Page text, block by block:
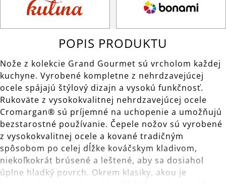
POPIS PRODUKTU
Nože z kolekcie Grand Gourmet sú vrcholom každej
kuchyne. Vyrobené kompletne z nehrdzavejúcej
ocele spájajú štýlový dizajn a vysokú funkčnosť.
Rukoväte z vysokokvalitnej nehrdzavejúcej ocele
Cromargan® sú príjemné na uchopenie a umožňujú
bezstarostné používanie. Čepele nožov sú vyrobené
z vysokokvalitnej ocele a kované tradičným
spôsobom po celej dĺžke kováčskym kladivom,
niekoľkokrát brúsené a leštené, aby sa dosiahol
úplne hladký povrch. Okrem klasiky, akou je